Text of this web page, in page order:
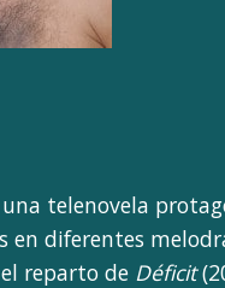
una telenovela
en diferentes
reparto de Déficit